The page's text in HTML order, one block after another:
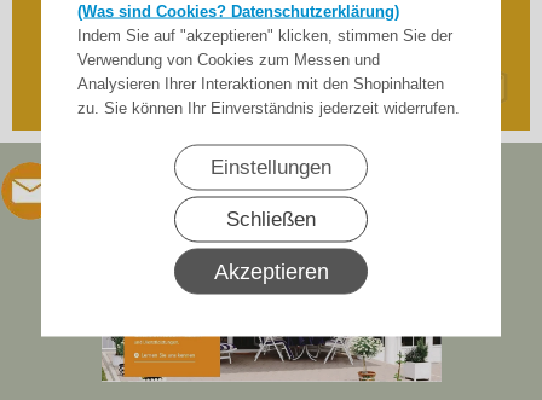
(Was sind Cookies? Datenschutzerklärung)
Indem Sie auf "akzeptieren" klicken, stimmen Sie der
Verwendung von Cookies zum Messen und
Analysieren Ihrer Interaktionen mit den Shopinhalten
zu. Sie können Ihr Einverständnis jederzeit widerrufen.
Einstellungen
Schließen
Akzeptieren
Mit Konfigurator
inkl. 19% MwSt.zzgl. Versand
ab 1.054,00€